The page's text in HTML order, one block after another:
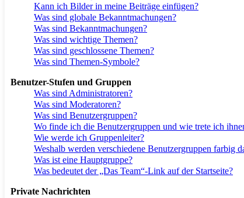
Kann ich Bilder in meine Beiträge einfügen?
Was sind globale Bekanntmachungen?
Was sind Bekanntmachungen?
Was sind wichtige Themen?
Was sind geschlossene Themen?
Was sind Themen-Symbole?
Benutzer-Stufen und Gruppen
Was sind Administratoren?
Was sind Moderatoren?
Was sind Benutzergruppen?
Wo finde ich die Benutzergruppen und wie trete ich
Wie werde ich Gruppenleiter?
Weshalb werden verschiedene Benutzergruppen farbig
Was ist eine Hauptgruppe?
Was bedeutet der „Das Team“-Link auf der Startseite?
Private Nachrichten